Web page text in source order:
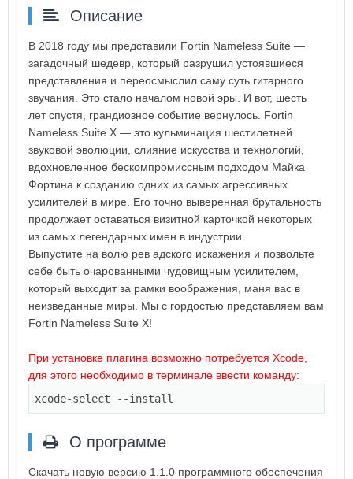
Описание
В 2018 году мы представили Fortin Nameless Suite —
загадочный шедевр, который разрушил устоявшиеся
представления и переосмыслил саму суть гитарного
звучания. Это стало началом новой эры. И вот, шесть
лет спустя, грандиозное событие вернулось. Fortin
Nameless Suite X — это кульминация шестилетней
звуковой эволюции, слияние искусства и технологий,
вдохновленное бескомпромиссным подходом Майка
Фортина к созданию одних из самых агрессивных
усилителей в мире. Его точно выверенная брутальность
продолжает оставаться визитной карточкой некоторых
из самых легендарных имен в индустрии.
Выпустите на волю рев адского искажения и позвольте
себе быть очарованными чудовищным усилителем,
который выходит за рамки воображения, маня вас в
неизведанные миры. Мы с гордостью представляем вам
Fortin Nameless Suite X!
При установке плагина возможно потребуется Xcode,
для этого необходимо в терминале ввести команду:
xcode-select --install
О программе
Скачать новую версию 1.1.0 программного обеспечения